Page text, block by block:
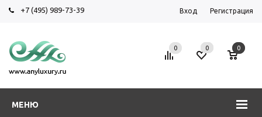
+7 (495) 989-73-39 Вход Регистрация
МЕНЮ
0 0 0